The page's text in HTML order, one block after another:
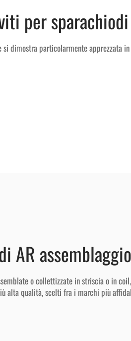
per sparachiodi
dimostra particolarmente
AR assemblaggio
o collettizzate in striscia o in
alta qualità, scelti fra i marchi più